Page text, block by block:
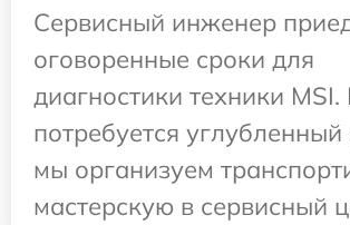
Сервисный инженер
оговоренные сроки для
диагностики техники MSI.
потребуется
мы организуем
мастерскую в сервисный